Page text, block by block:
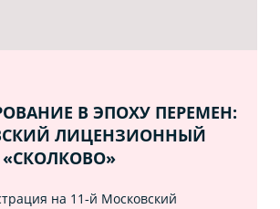
В ЭПОХУ ПЕРЕМЕН:
ЛИЦЕНЗИОННЫЙ
на 11‑й Московский